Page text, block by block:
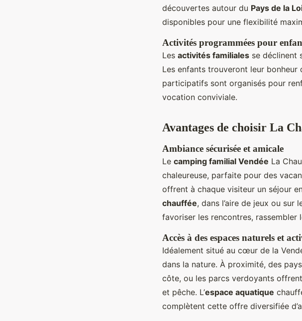
découvertes autour du Pays de la
disponibles pour une flexibilité
Activités programmées pour
Les activités familiales se déclinent
Les enfants trouveront leur bonheur
participatifs sont organisés pour
vocation conviviale.
Avantages de choisir La
Ambiance sécurisée et amicale
Le camping familial Vendée La
chaleureuse, parfaite pour des
offrent à chaque visiteur un séjour
chauffée, dans l’aire de jeux ou sur
favoriser les rencontres, rassembler
Accès à des espaces naturels et
Idéalement situé au cœur de la
dans la nature. À proximité, des
côte, ou les parcs verdoyants
et pêche. L’espace aquatique
complètent cette offre diversifiée